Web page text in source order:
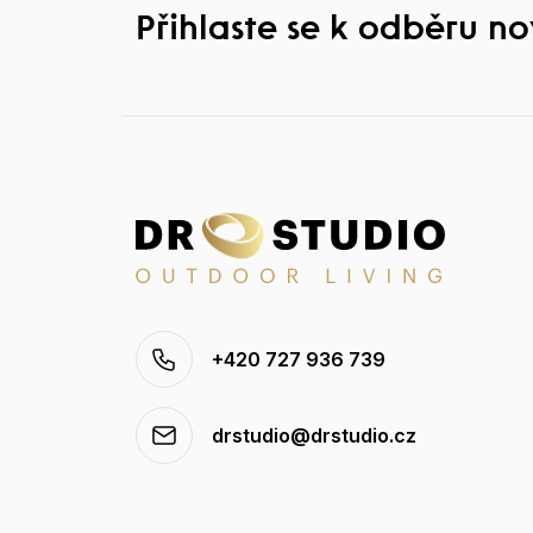
Přihlaste se k odběru
+420 727 936 739
drstudio@drstudio.cz